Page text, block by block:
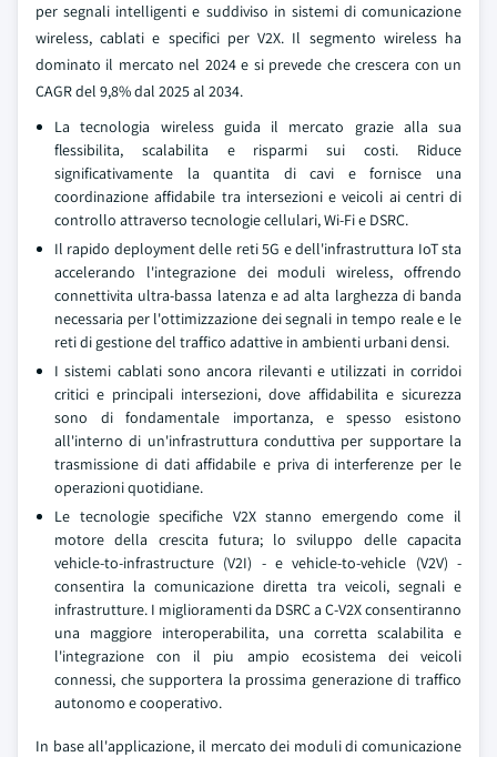
per segnali intelligenti e suddiviso in sistemi di comunicazione
wireless, cablati e specifici per V2X. Il segmento wireless ha
dominato il mercato nel 2024 e si prevede che crescera con un
CAGR del 9,8% dal 2025 al 2034.
La tecnologia wireless guida il mercato grazie alla sua
flessibilita, scalabilita e risparmi sui costi. Riduce
significativamente la quantita di cavi e fornisce una
coordinazione affidabile tra intersezioni e veicoli ai centri di
controllo attraverso tecnologie cellulari, Wi-Fi e DSRC.
Il rapido deployment delle reti 5G e dell'infrastruttura IoT sta
accelerando l'integrazione dei moduli wireless, offrendo
connettivita ultra-bassa latenza e ad alta larghezza di banda
necessaria per l'ottimizzazione dei segnali in tempo reale e le
reti di gestione del traffico adattive in ambienti urbani densi.
I sistemi cablati sono ancora rilevanti e utilizzati in corridoi
critici e principali intersezioni, dove affidabilita e sicurezza
sono di fondamentale importanza, e spesso esistono
all'interno di un'infrastruttura conduttiva per supportare la
trasmissione di dati affidabile e priva di interferenze per le
operazioni quotidiane.
Le tecnologie specifiche V2X stanno emergendo come il
motore della crescita futura; lo sviluppo delle capacita
vehicle-to-infrastructure (V2I) - e vehicle-to-vehicle (V2V) -
consentira la comunicazione diretta tra veicoli, segnali e
infrastrutture. I miglioramenti da DSRC a C-V2X consentiranno
una maggiore interoperabilita, una corretta scalabilita e
l'integrazione con il piu ampio ecosistema dei veicoli
connessi, che supportera la prossima generazione di traffico
autonomo e cooperativo.
In base all'applicazione, il mercato dei moduli di comunicazione